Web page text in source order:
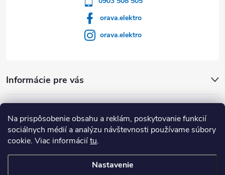
Na prispôsobenie obsahu a reklám, poskytovanie funkcií
sociálnych médií a analýzu návštevnosti používame súbory
cookie. Viac informáciítu.
Nastavenie
orava.elektro
orava.elektro
Informácie pre vás